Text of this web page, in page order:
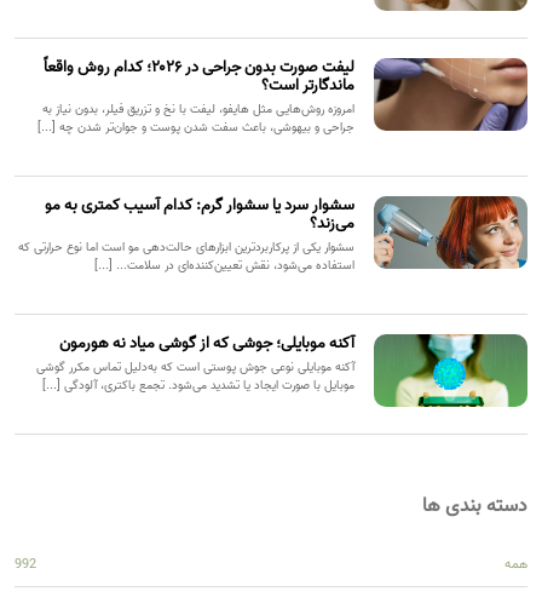
لیفت صورت بدون جراحی در ۲۰۲۶؛ کدام روش واقعاً
ماندگارتر است؟
امروزه روش‌هایی مثل هایفو، لیفت با نخ و تزریق فیلر، بدون نیاز به
جراحی و بیهوشی، باعث سفت شدن پوست و جوان‌تر شدن چه [...]
سشوار سرد یا سشوار گرم: کدام آسیب کمتری به مو
می‌زند؟
سشوار یکی از پرکاربردترین ابزارهای حالت‌دهی مو است اما نوع حرارتی که
استفاده می‌شود، نقش تعیین‌کننده‌ای در سلامت... [...]
آکنه موبایلی؛ جوشی که از گوشی میاد نه هورمون
آکنه موبایلی نوعی جوش پوستی است که به‌دلیل تماس مکرر گوشی
موبایل با صورت ایجاد یا تشدید می‌شود. تجمع باکتری، آلودگی [...]
دسته بندی ها
همه 992